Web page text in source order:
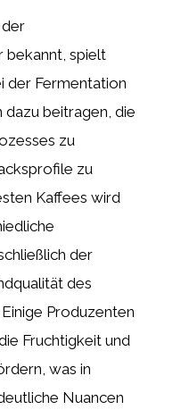
der
bekannt, spielt
der Fermentation
beitragen, die
zu
zu
Kaffees wird
der
des
Produzenten
Fruchtigkeit und
was in
Nuancen